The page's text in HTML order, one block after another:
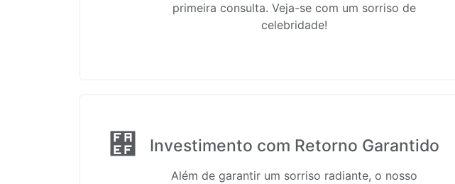
primeira consulta. Veja-se com um sorriso de
celebridade!
Investimento com Retorno Garantido
Além de garantir um sorriso radiante, o nosso